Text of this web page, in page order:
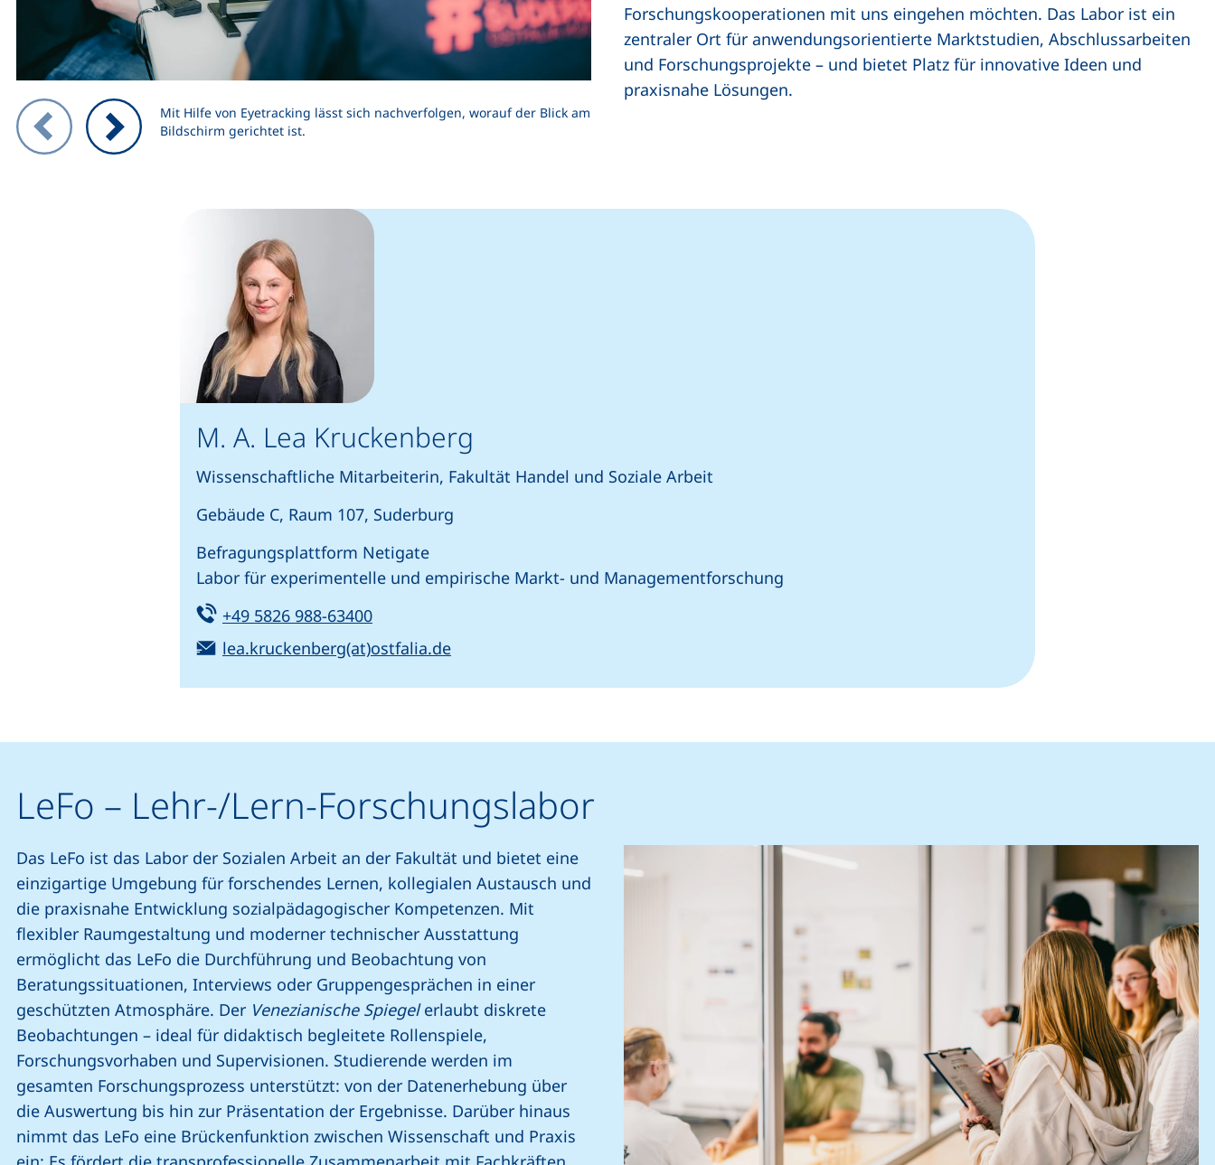
Mit Hilfe von Eyetracking lässt sich nachverfolgen, worauf der Blick am
Bildschirm gerichtet ist.
Zeigt Folie 1 von 3
Forschungskooperationen mit uns eingehen möchten. Das Labor ist ein
zentraler Ort für anwendungsorientierte Marktstudien, Abschlussarbeiten
und Forschungsprojekte – und bietet Platz für innovative Ideen und
praxisnahe Lösungen.
M. A. Lea Kruckenberg
Wissenschaftliche Mitarbeiterin, Fakultät Handel und Soziale Arbeit
Gebäude C, Raum 107, Suderburg
Befragungsplattform Netigate
Labor für experimentelle und empirische Markt- und Managementforschung
Tel:
+49 5826 988-63400(startet einen Telefonanruf, wenn Ihr Gerät dies zulässt)
E-Mail:
lea.kruckenberg(at)ostfalia.de(öffnet Ihr E-Mail-Programm)
LeFo – Lehr-/Lern-Forschungslabor
Das LeFo ist das Labor der Sozialen Arbeit an der Fakultät und bietet eine
einzigartige Umgebung für forschendes Lernen, kollegialen Austausch und
die praxisnahe Entwicklung sozialpädagogischer Kompetenzen. Mit
flexibler Raumgestaltung und moderner technischer Ausstattung
ermöglicht das LeFo die Durchführung und Beobachtung von
Beratungssituationen, Interviews oder Gruppengesprächen in einer
geschützten Atmosphäre. Der Venezianische Spiegelerlaubt diskrete
Beobachtungen – ideal für didaktisch begleitete Rollenspiele,
Forschungsvorhaben und Supervisionen. Studierende werden im
gesamten Forschungsprozess unterstützt: von der Datenerhebung über
die Auswertung bis hin zur Präsentation der Ergebnisse. Darüber hinaus
nimmt das LeFo eine Brückenfunktion zwischen Wissenschaft und Praxis